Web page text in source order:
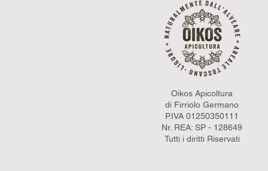
Oikos Apicoltura
di Firriolo Germano
P.IVA 01250350111
Nr. REA: SP - 128649
Tutti i diritti Riservati